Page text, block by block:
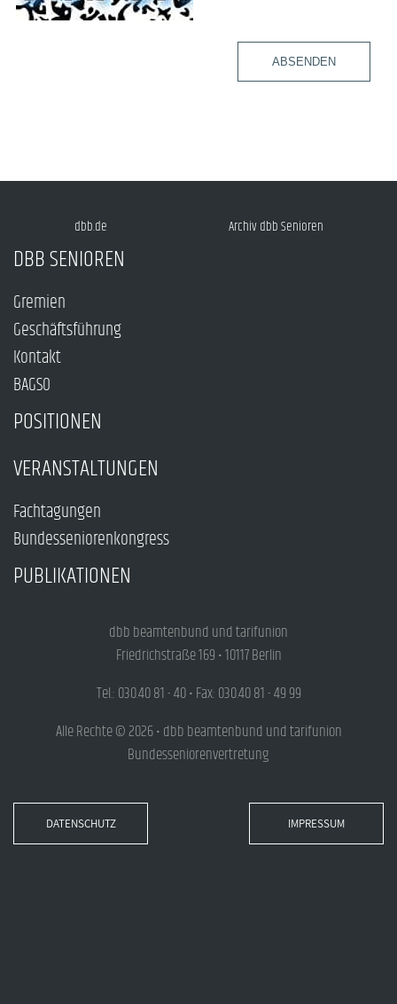
ABSENDEN
dbb.de Archiv dbb Senioren
DBB SENIOREN
Gremien
Geschäftsführung
Kontakt
BAGSO
POSITIONEN
VERANSTALTUNGEN
Fachtagungen
Bundesseniorenkongress
PUBLIKATIONEN
dbb beamtenbund und tarifunion
Friedrichstraße 169 • 10117 Berlin
Tel.: 030.40 81 - 40 • Fax: 030.40 81 - 49 99
Alle Rechte © 2026 • dbb beamtenbund und tarifunion
Bundesseniorenvertretung
DATENSCHUTZ IMPRESSUM